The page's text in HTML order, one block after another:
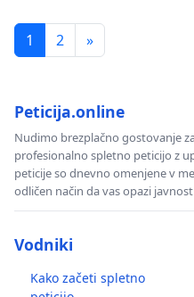
1 2 »
Peticija.online
Nudimo brezplačno gostovanje
profesionalno spletno peticijo z
peticije so dnevno omenjene v
odličen način da vas opazi
Vodniki
Kako začeti spletno